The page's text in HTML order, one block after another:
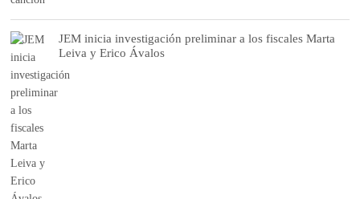
JEM inicia investigación preliminar a los fiscales Marta
Leiva y Erico Ávalos